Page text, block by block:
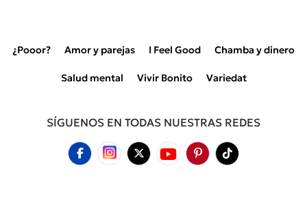
¿Pooor? Amor y parejas I Feel Good Chamba y dinero
Salud mental Vivir Bonito Variedat
SÍGUENOS EN TODAS NUESTRAS REDES